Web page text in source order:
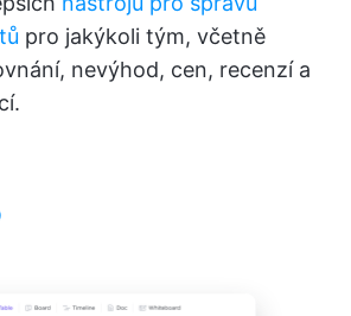
pro jakýkoli tým, včetně
nevýhod, cen, recenzí a